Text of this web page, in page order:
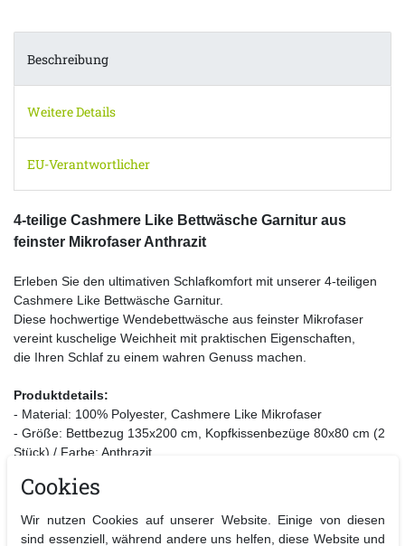
Beschreibung
Weitere Details
EU-Verantwortlicher
4-teilige Cashmere Like Bettwäsche Garnitur aus
feinster Mikrofaser Anthrazit
Erleben Sie den ultimativen Schlafkomfort mit unserer 4-teiligen
Cashmere Like Bettwäsche Garnitur.
Diese hochwertige Wendebettwäsche aus feinster Mikrofaser
vereint kuschelige Weichheit mit praktischen Eigenschaften,
die Ihren Schlaf zu einem wahren Genuss machen.
Produktdetails:
- Material: 100% Polyester, Cashmere Like Mikrofaser
- Größe: Bettbezug 135x200 cm, Kopfkissenbezüge 80x80 cm (2
Stück) / Farbe: Anthrazit
- Besonderheiten: Atmungsaktiv, feuchtigkeitsregulierend,
Cookies
Wir nutzen Cookies auf unserer Website. Einige von diesen
sind essenziell, während andere uns helfen, diese Website und